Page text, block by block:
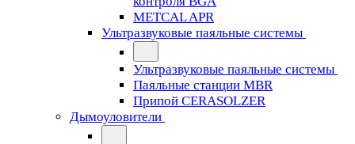
METCAL APR
Ультразвуковые паяльные системы
Ультразвуковые паяльные системы
Паяльные станции MBR
Припой CERASOLZER
Дымоуловители